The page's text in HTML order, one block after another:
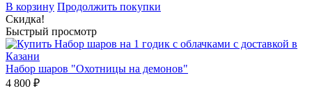
В корзину Продолжить покупки
Скидка!
Быстрый просмотр
Набор шаров "Охотницы на демонов"
4 800 ₽